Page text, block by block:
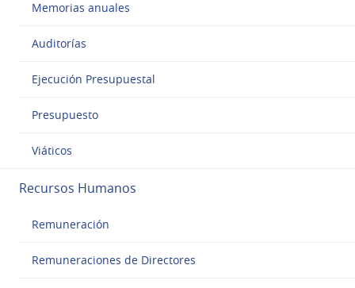
Memorias anuales
Auditorías
Ejecución Presupuestal
Presupuesto
Viáticos
Recursos Humanos
Remuneración
Remuneraciones de Directores